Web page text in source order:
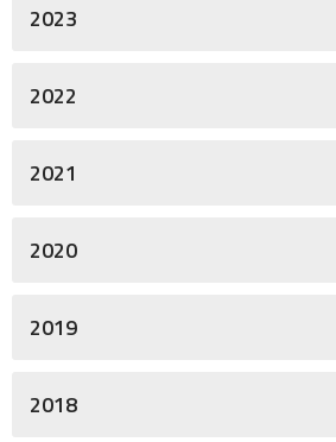
2023
2022
2021
2020
2019
2018